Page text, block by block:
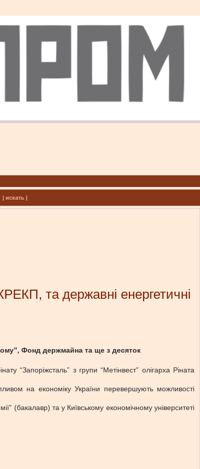
| искать |
та державні енергетичні
Фонд держмайна та ще з десяток
“Запоріжсталь” з групи “Метінвест” олігарха Ріната
на економіку України перевершують можливості
(бакалавр) та у Київському економічному університеті